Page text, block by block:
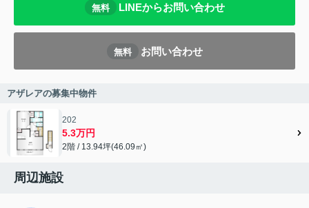
無料 LINEからお問い合わせ
無料 お問い合わせ
アザレアの募集中物件
202
5.3万円
2階 / 13.94坪(46.09㎡)
周辺施設